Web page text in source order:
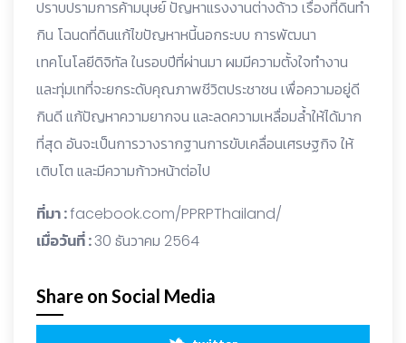
ปราบปรามการค้ามนุษย์ ปัญหาแรงงานต่างด้าว เรื่องที่ดินทำ
กิน โฉนดที่ดินแก้ไขปัญหาหนี้นอกระบบ การพัฒนา
เทคโนโลยีดิจิทัล ในรอบปีที่ผ่านมา ผมมีความตั้งใจทำงาน
และทุ่มเทที่จะยกระดับคุณภาพชีวิตประชาชน เพื่อความอยู่ดี
กินดี แก้ปัญหาความยากจน และลดความเหลื่อมล้ำให้ได้มาก
ที่สุด อันจะเป็นการวางรากฐานการขับเคลื่อนเศรษฐกิจ ให้
เติบโต และมีความก้าวหน้าต่อไป
ที่มา :facebook.com/PPRPThailand/
เมื่อวันที่ :30 ธันวาคม 2564
Share on Social Media